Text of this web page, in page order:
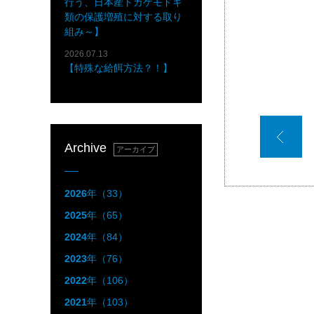
類の保護増殖に対する取り
組み～】
2026.07.13
【特殊な給餌方法？！】
Archive アーカイブ
2026年（33）
2025年（65）
2024年（84）
2023年（76）
2022年（106）
2021年（103）